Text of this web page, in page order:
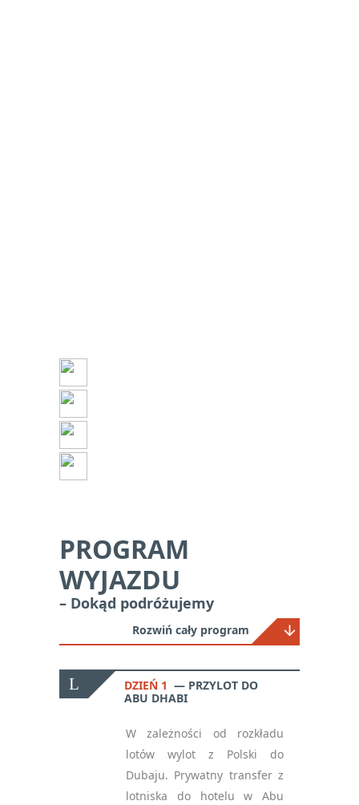
PROGRAM
WYJAZDU
– Dokąd podróżujemy
Rozwiń cały program
DZIEŃ 1
PRZYLOT DO
ABU DHABI
W zależności od rozkładu
lotów wylot z Polski do
Dubaju. Prywatny transfer z
lotniska do hotelu w Abu